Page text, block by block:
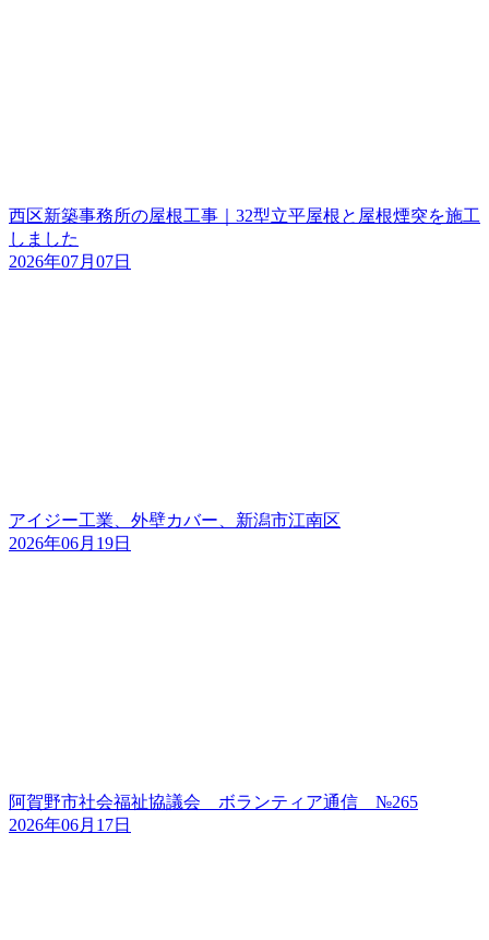
西区新築事務所の屋根工事｜32型立平屋根と屋根煙突を施工
しました
2026年07月07日
アイジー工業、外壁カバー、新潟市江南区
2026年06月19日
阿賀野市社会福祉協議会 ボランティア通信 №265
2026年06月17日